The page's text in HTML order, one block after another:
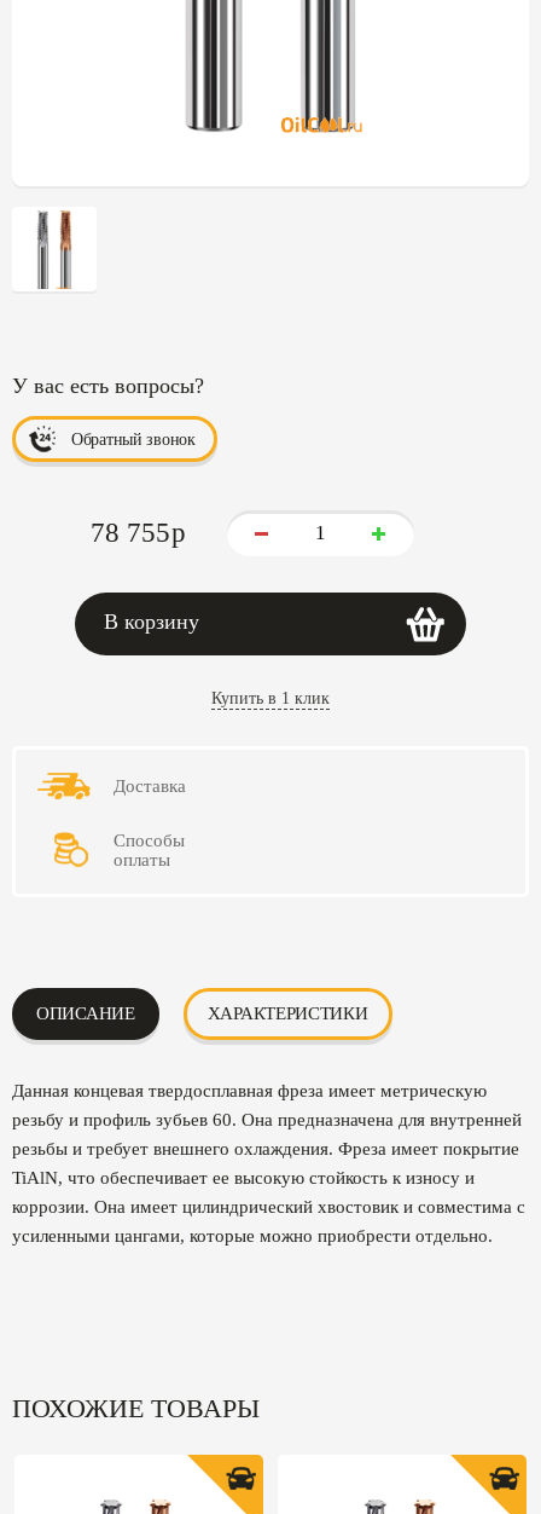
У вас есть вопросы?
Обратный звонок
78 755p
В корзину
Купить в 1 клик
Доставка
Способы
оплаты
ОПИСАНИЕ ХАРАКТЕРИСТИКИ
Данная концевая твердосплавная фреза имеет метрическую
резьбу и профиль зубьев 60. Она предназначена для внутренней
резьбы и требует внешнего охлаждения. Фреза имеет покрытие
TiAlN, что обеспечивает ее высокую стойкость к износу и
коррозии. Она имеет цилиндрический хвостовик и совместима с
усиленными цангами, которые можно приобрести отдельно.
ПОХОЖИЕ ТОВАРЫ